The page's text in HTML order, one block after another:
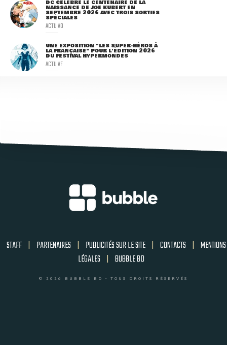
DC CÉLÈBRE LE CENTENAIRE DE LA
NAISSANCE DE JOE KUBERT EN
SEPTEMBRE 2026 AVEC TROIS SORTIES
SPÉCIALES
ACTU VO
UNE EXPOSITION "LES SUPER-HÉROS À
LA FRANÇAISE" POUR L'ÉDITION 2026
DU FESTIVAL HYPERMONDES
ACTU VF
STAFF | PARTENAIRES | PUBLICITÉS SUR LE SITE | CONTACTS | MENTIONS
LÉGALES | BUBBLE BD
© 2026 BUBBLE BD - TOUS DROITS RÉSERVÉS